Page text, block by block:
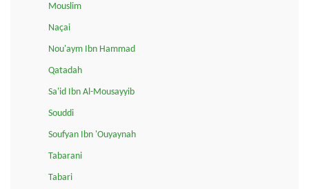
Mouslim
Naçai
Nou'aym Ibn Hammad
Qatadah
Sa'id Ibn Al-Mousayyib
Souddi
Soufyan Ibn 'Ouyaynah
Tabarani
Tabari